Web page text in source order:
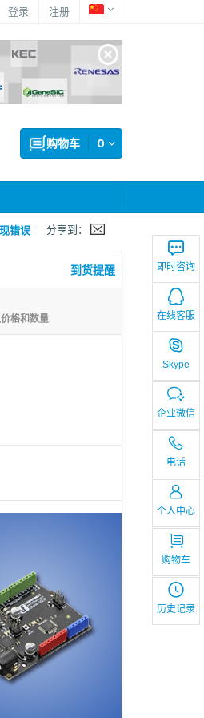
登录 注册
即时咨询
在线客服
Skype
企业微信
电话
个人中心
购物车
历史记录
0
购物车
错误 分享到：
到货提醒
格和数量